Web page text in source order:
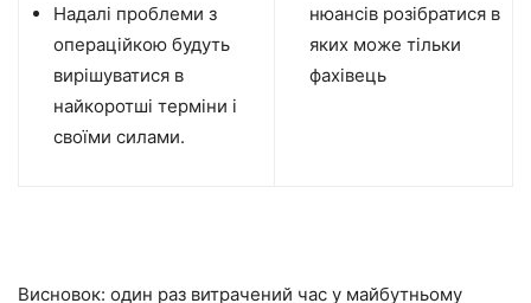
Надалі проблеми з
операційкою будуть
вирішуватися в
найкоротші терміни і
своїми силами.
нюансів розібратися в
яких може тільки
фахівець
Висновок: один раз витрачений час у майбутньому